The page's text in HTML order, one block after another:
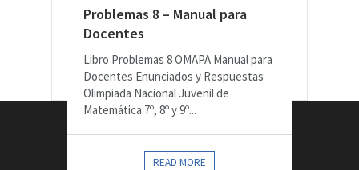
Problemas 8 – Manual para
Docentes
Libro Problemas 8 OMAPA Manual para
Docentes Enunciados y Respuestas
Olimpiada Nacional Juvenil de
Matemática 7º, 8º y 9º...
READ MORE